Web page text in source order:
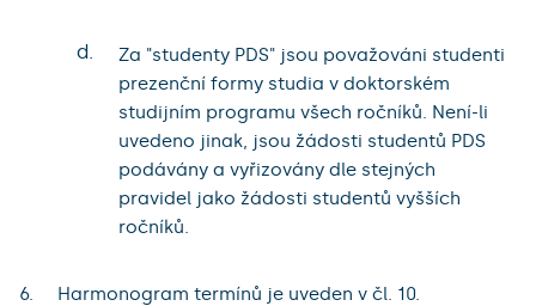
d.
Za "studenty PDS" jsou považováni studenti
prezenční formy studia v doktorském
studijním programu všech ročníků. Není-li
uvedeno jinak, jsou žádosti studentů PDS
podávány a vyřizovány dle stejných
pravidel jako žádosti studentů vyšších
ročníků.
Harmonogram termínů je uveden v čl. 10.